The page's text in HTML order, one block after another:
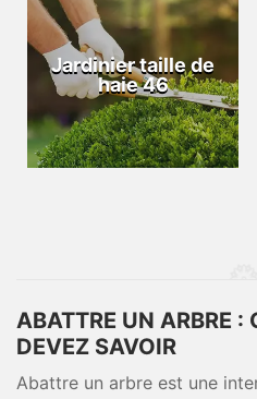
Jardinier taille de
haie 46
ABATTRE UN ARBRE :
DEVEZ SAVOIR
Abattre un arbre est une